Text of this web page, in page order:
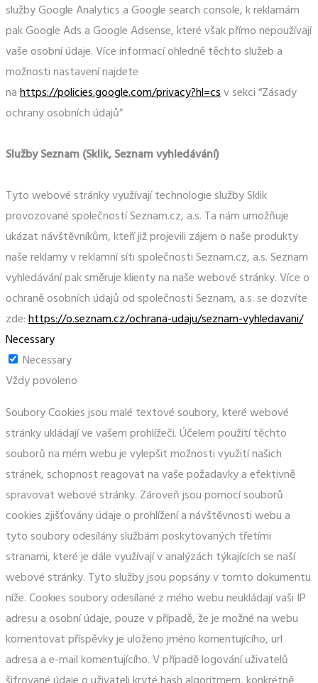
služby Google Analytics a Google search console, k reklamám
pak Google Ads a Google Adsense, které však přímo nepoužívají
vaše osobní údaje. Více informací ohledně těchto služeb a
možnosti nastavení najdete
nahttps://policies.google.com/privacy?hl=csv sekci “Zásady
ochrany osobních údajů”
Služby Seznam (Sklik, Seznam vyhledávání)
Tyto webové stránky využívají technologie služby Sklik
provozované společností Seznam.cz, a.s. Ta nám umožňuje
ukázat návštěvníkům, kteří již projevili zájem o naše produkty
naše reklamy v reklamní síti společnosti Seznam.cz, a.s. Seznam
vyhledávání pak směruje klienty na naše webové stránky. Více o
ochraně osobních údajů od společnosti Seznam, a.s. se dozvíte
zde:https://o.seznam.cz/ochrana-udaju/seznam-vyhledavani/
Necessary
Necessary
Vždy povoleno
Soubory Cookies jsou malé textové soubory, které webové
stránky ukládají ve vašem prohlížeči. Účelem použití těchto
souborů na mém webu je vylepšit možnosti využití našich
stránek, schopnost reagovat na vaše požadavky a efektivně
spravovat webové stránky. Zároveň jsou pomocí souborů
cookies zjišťovány údaje o prohlížení a návštěvnosti webu a
tyto soubory odesílány službám poskytovaných třetími
stranami, které je dále využívají v analýzách týkajících se naší
webové stránky. Tyto služby jsou popsány v tomto dokumentu
níže. Cookies soubory odesílané z mého webu neukládají vaši IP
adresu a osobní údaje, pouze v případě, že je možné na webu
komentovat příspěvky je uloženo jméno komentujícího, url
adresa a e-mail komentujícího. V případě logování uživatelů